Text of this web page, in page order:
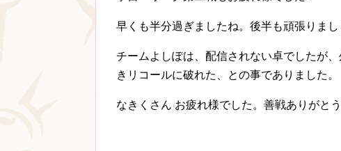
早くも半分過ぎましたね。後半も頑張りま
チームよしぽは、配信されない卓でしたが
きリコールに破れた、との事でありました。
なきくさん お疲れ様でした。善戦ありがとう